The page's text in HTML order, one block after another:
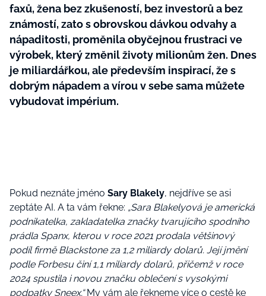
faxů, žena bez zkušeností, bez investorů a bez
známostí, zato s obrovskou dávkou odvahy a
nápaditosti, proměnila obyčejnou frustraci ve
výrobek, který změnil životy milionům žen. Dnes
je miliardářkou, ale především inspirací, že s
dobrým nápadem a vírou v sebe sama můžete
vybudovat impérium.
Pokud neznáte jméno Sary Blakely, nejdříve se asi
zeptáte AI. A ta vám řekne: „Sara Blakelyová je americká
podnikatelka, zakladatelka značky tvarujícího spodního
prádla Spanx, kterou v roce 2021 prodala většinový
podíl firmě Blackstone za 1,2 miliardy dolarů. Její jmění
podle Forbesu činí 1,1 miliardy dolarů, přičemž v roce
2024 spustila i novou značku oblečení s vysokými
podpatky Sneex.“My vám ale řekneme více o cestě ke